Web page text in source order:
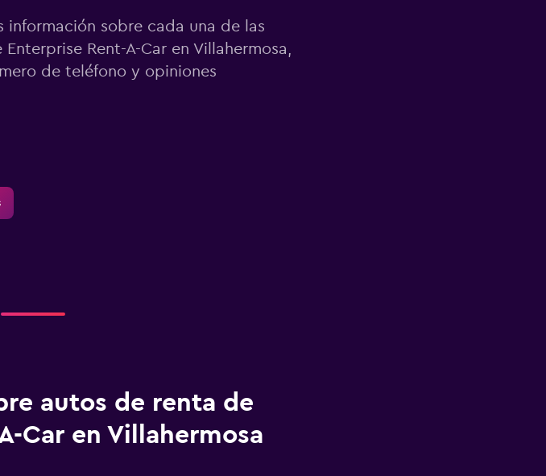
información sobre cada una de las
Rent-A-Car en Villahermosa,
de teléfono y opiniones
autos de renta de
Car en Villahermosa